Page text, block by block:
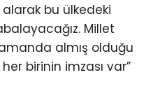
bu ülkedeki
Millet
almış olduğu
birinin imzası var”